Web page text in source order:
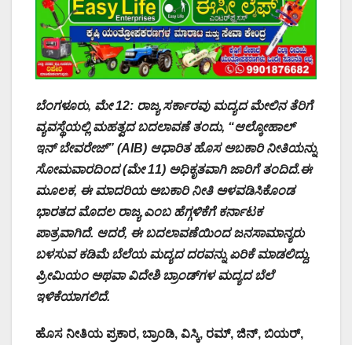
ಬೆಂಗಳೂರು, ಮೇ 12: ರಾಜ್ಯ ಸರ್ಕಾರವು ಮದ್ಯದ ಮೇಲಿನ ತೆರಿಗೆ
ವ್ಯವಸ್ಥೆಯಲ್ಲಿ ಮಹತ್ವದ ಬದಲಾವಣೆ ತಂದು, “ಆಲ್ಕೋಹಾಲ್
ಇನ್ ಬೇವರೇಜ್” (AIB) ಆಧಾರಿತ ಹೊಸ ಅಬಕಾರಿ ನೀತಿಯನ್ನು
ಸೋಮವಾರದಿಂದ (ಮೇ 11) ಅಧಿಕೃತವಾಗಿ ಜಾರಿಗೆ ತಂದಿದೆ.ಈ
ಮೂಲಕ, ಈ ಮಾದರಿಯ ಅಬಕಾರಿ ನೀತಿ ಅಳವಡಿಸಿಕೊಂಡ
ಭಾರತದ ಮೊದಲ ರಾಜ್ಯ ಎಂಬ ಹೆಗ್ಗಳಿಕೆಗೆ ಕರ್ನಾಟಕ
ಪಾತ್ರವಾಗಿದೆ. ಆದರೆ, ಈ ಬದಲಾವಣೆಯಿಂದ ಜನಸಾಮಾನ್ಯರು
ಬಳಸುವ ಕಡಿಮೆ ಬೆಲೆಯ ಮದ್ಯದ ದರವನ್ನು ಏರಿಕೆ ಮಾಡಲಿದ್ದು,
ಪ್ರೀಮಿಯಂ ಅಥವಾ ವಿದೇಶಿ ಬ್ರಾಂಡ್‌ಗಳ ಮದ್ಯದ ಬೆಲೆ
ಇಳಿಕೆಯಾಗಲಿದೆ.
ಹೊಸ ನೀತಿಯ ಪ್ರಕಾರ, ಬ್ರಾಂಡಿ, ವಿಸ್ಕಿ, ರಮ್, ಜಿನ್, ಬಿಯರ್,